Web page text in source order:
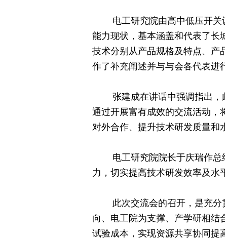
电工研究院由高中低压开关设
能力现状，基本涵盖和代表了长
技术分别从产品规格及特点、产
作了补充阐述并与与会各代表进
张建成在讲话中强调指出，此
通过开展富有成效的交流活动，
对外合作、提升技术研发质量和
电工研究院院长于庆瑞作总结
力，切实提高技术研发效率及水
此次交流会的召开，是充分贯
向、电工院为支撑、产学研相结
试验成本，实现资源共享协同提